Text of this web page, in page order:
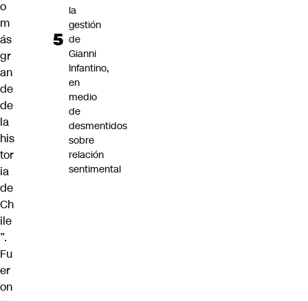
o
m
ás
gr
an
de
de
la
his
tor
ia
de
Ch
ile
”.
Fu
er
on
la
gestión
de
Gianni
Infantino,
en
medio
de
desmentidos
sobre
relación
sentimental